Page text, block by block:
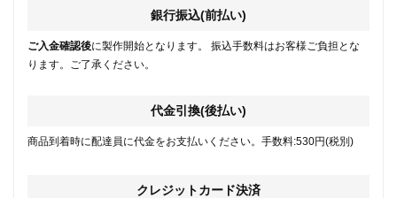
銀行振込(前払い)
ご入金確認後に製作開始となります。 振込手数料はお客様ご負担とな
ります。ご了承ください。
代金引換(後払い)
商品到着時に配達員に代金をお支払いください。手数料:530円(税別)
クレジットカード決済